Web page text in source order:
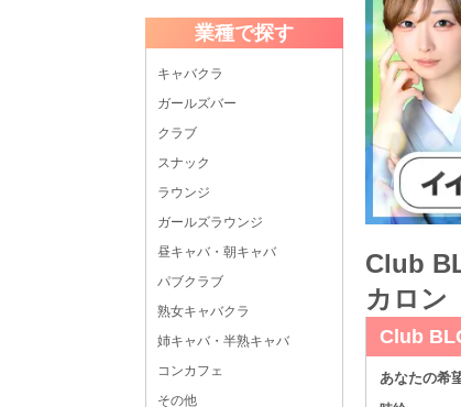
業種で探す
キャバクラ
ガールズバー
クラブ
スナック
ラウンジ
ガールズラウンジ
昼キャバ・朝キャバ
パブクラブ
熟女キャバクラ
姉キャバ・半熟キャバ
コンカフェ
その他
Club
カロン
Club
あなたの希